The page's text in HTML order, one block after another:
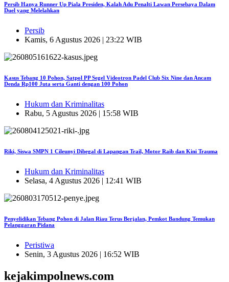
Persib Hanya Runner Up Piala Presiden, Kalah Adu Penalti Lawan Persebaya Dalam
Duel yang Melelahkan
Persib
Kamis, 6 Agustus 2026 | 23:22 WIB
Kasus Tebang 10 Pohon, Satpol PP Segel Videotron Padel Club Six Nine dan Ancam
Denda Rp100 Juta serta Ganti dengan 100 Pohon
Hukum dan Kriminalitas
Rabu, 5 Agustus 2026 | 15:58 WIB
Riki, Siswa SMPN 1 Cileunyi Dibegal di Lapangan Trail, Motor Raib dan Kini Trauma
Hukum dan Kriminalitas
Selasa, 4 Agustus 2026 | 12:41 WIB
Penyelidikan Tebang Pohon di Jalan Riau Terus Berjalan, Pemkot Bandung Temukan
Pelanggaran Pidana
Peristiwa
Senin, 3 Agustus 2026 | 16:52 WIB
kejakimpolnews.com